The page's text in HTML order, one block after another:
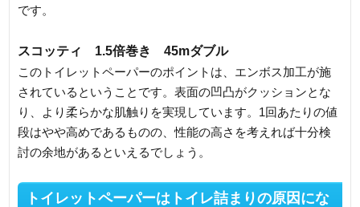
です。
スコッティ 1.5倍巻き 45mダブル
このトイレットペーパーのポイントは、エンボス加工が施
されているということです。表面の凹凸がクッションとな
り、より柔らかな肌触りを実現しています。1回あたりの値
段はやや高めであるものの、性能の高さを考えれば十分検
討の余地があるといえるでしょう。
トイレットペーパーはトイレ詰まりの原因にな